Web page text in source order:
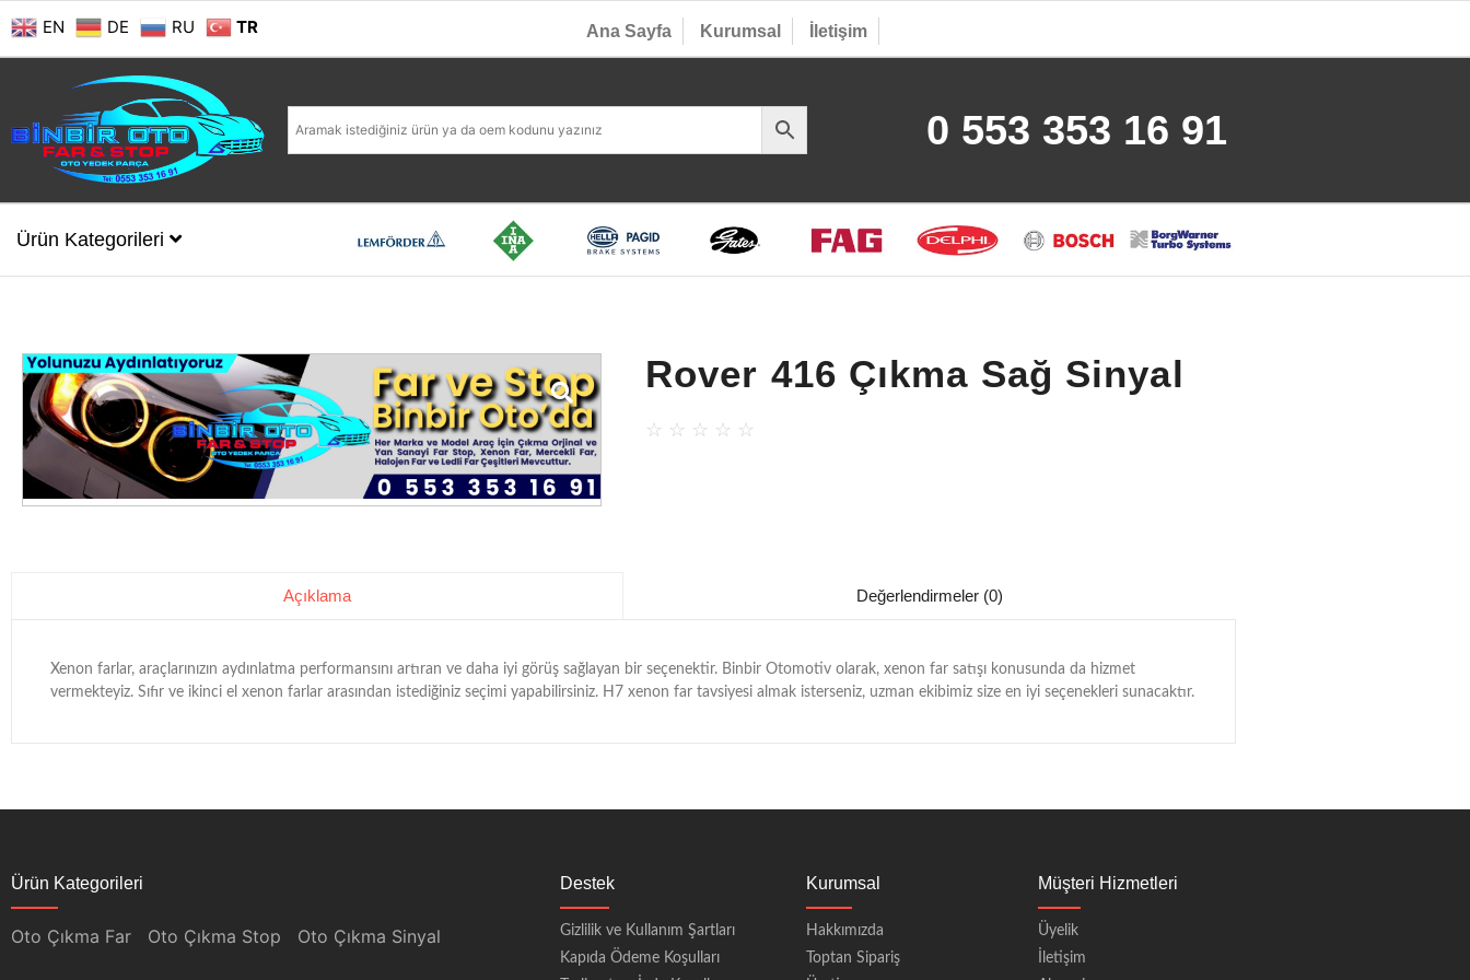
EN DE RU TR Ana Sayfa Kurumsal İletişim
0 553 353 16 91
Ürün Kategorileri
Rover 416 Çıkma Sağ Sinyal
☆ ☆ ☆ ☆ ☆
Açıklama Değerlendirmeler (0)
Xenon farlar, araçlarınızın aydınlatma performansını artıran ve daha iyi görüş sağlayan bir seçenektir. Binbir Otomotiv olarak, xenon far satışı konusunda da hizmet
vermekteyiz. Sıfır ve ikinci el xenon farlar arasından istediğiniz seçimi yapabilirsiniz. H7 xenon far tavsiyesi almak isterseniz, uzman ekibimiz size en iyi seçenekleri sunacaktır.
Ürün Kategorileri
Oto Çıkma Far Oto Çıkma Stop Oto Çıkma Sinyal
Destek
Gizlilik ve Kullanım Şartları
Kapıda Ödeme Koşulları
Kurumsal
Hakkımızda
Toptan Sipariş
Müşteri Hizmetleri
Üyelik
İletişim